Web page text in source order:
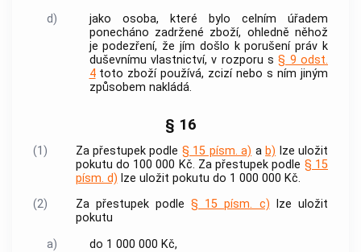
d)
jako osoba, které bylo celním úřadem
ponecháno zadržené zboží, ohledně něhož
je podezření, že jím došlo k porušení práv k
duševnímu vlastnictví, v rozporu s§ 9 odst.
4toto zboží používá, zcizí nebo s ním jiným
způsobem nakládá.
§ 16
(1) Za přestupekpodle § 15 písm. a) a b) lze uložit
pokutu do 100 000 Kč. Zapřestupek podle § 15
písm. d) lze uložit pokutu do 1 000 000 Kč.
(2)
Za přestupekpodle§ 15 písm. c) lze uložit
pokutu
a)
do 1 000 000 Kč,